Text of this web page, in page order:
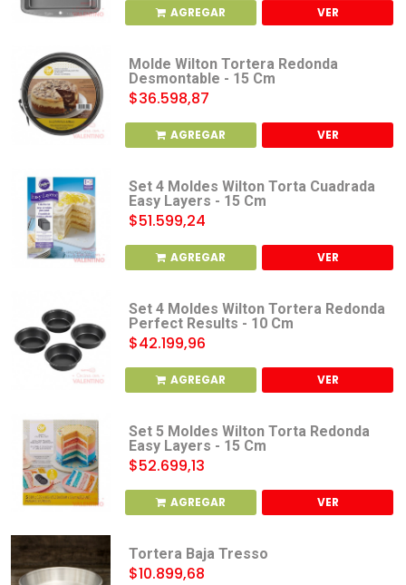
AGREGAR VER
Molde Wilton Tortera Redonda
Desmontable - 15 Cm
$36.598,87
AGREGAR VER
Set 4 Moldes Wilton Torta Cuadrada
Easy Layers - 15 Cm
$51.599,24
AGREGAR VER
Set 4 Moldes Wilton Tortera Redonda
Perfect Results - 10 Cm
$42.199,96
AGREGAR VER
Set 5 Moldes Wilton Torta Redonda
Easy Layers - 15 Cm
$52.699,13
AGREGAR VER
Tortera Baja Tresso
$10.899,68